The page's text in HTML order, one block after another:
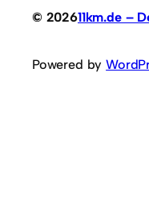
© 202611km.de –
Powered by